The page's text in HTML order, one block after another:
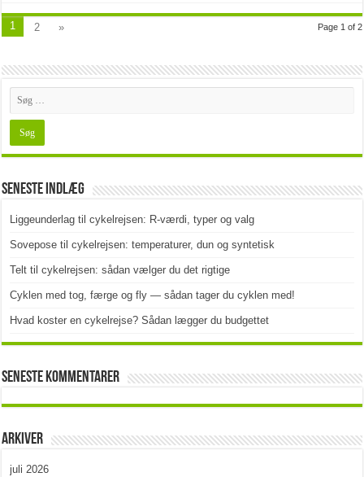
Page 1 of 2
1 2 »
Seneste indlæg
Liggeunderlag til cykelrejsen: R-værdi, typer og valg
Sovepose til cykelrejsen: temperaturer, dun og syntetisk
Telt til cykelrejsen: sådan vælger du det rigtige
Cyklen med tog, færge og fly — sådan tager du cyklen med!
Hvad koster en cykelrejse? Sådan lægger du budgettet
Seneste kommentarer
Arkiver
juli 2026